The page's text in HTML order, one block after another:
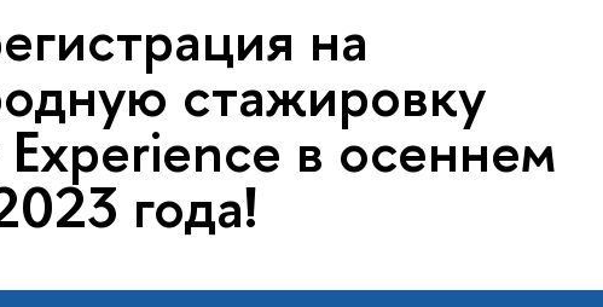
на
стажировку
в осеннем
года!